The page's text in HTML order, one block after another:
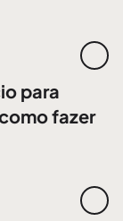
para
fazer